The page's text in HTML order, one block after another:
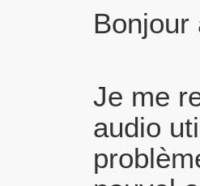
Bonjour
Je me
audio